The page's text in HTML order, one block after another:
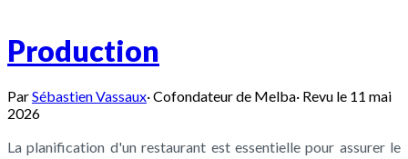
Production
ParSébastien Vassaux·Cofondateur de Melba· Revu le 11 mai
2026
La planification d'un restaurant est essentielle pour assurer le